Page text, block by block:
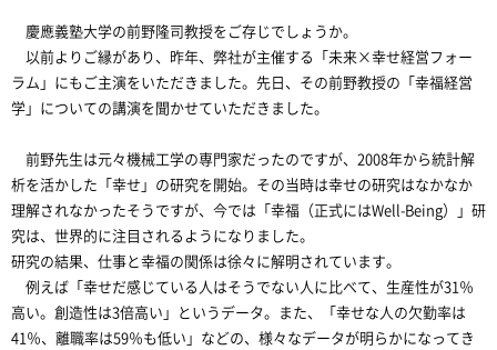
慶應義塾大学の前野隆司教授をご存じでしょうか。
以前よりご縁があり、昨年、弊社が主催する「未来×幸せ経営フォー
ラム」にもご主演をいただきました。先日、その前野教授の「幸福経営
学」についての講演を聞かせていただきました。
前野先生は元々機械工学の専門家だったのですが、2008年から統計解
析を活かした「幸せ」の研究を開始。その当時は幸せの研究はなかなか
理解されなかったそうですが、今では「幸福（正式にはWell-Being）」研
究は、世界的に注目されるようになりました。
研究の結果、仕事と幸福の関係は徐々に解明されています。
例えば「幸せだ感じている人はそうでない人に比べて、生産性が31％
高い。創造性は3倍高い」というデータ。また、「幸せな人の欠勤率は
41％、離職率は59％も低い」などの、様々なデータが明らかになってき